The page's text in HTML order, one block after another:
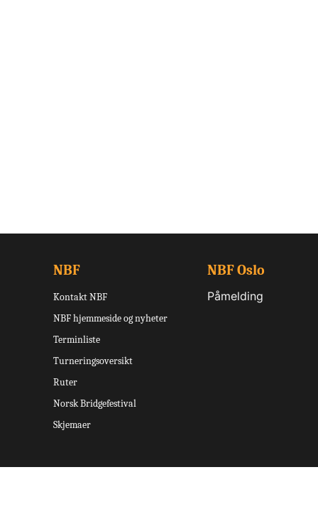
NBF
Kontakt NBF
NBF hjemmeside og nyheter
Terminliste
Turneringsoversikt
Ruter
Norsk Bridgefestival
Skjemaer
NBF Oslo
Påmelding